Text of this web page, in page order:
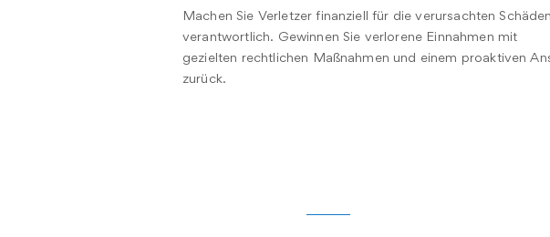
Machen Sie Verletzer finanziell für die verursachten Schäden
verantwortlich. Gewinnen Sie verlorene Einnahmen mit
gezielten rechtlichen Maßnahmen und einem proaktiven
zurück.